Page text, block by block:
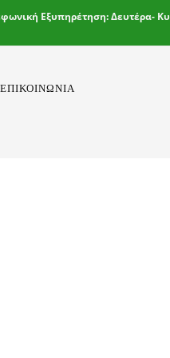
Εξυπηρέτηση: Δευτέρα-
ΕΠΙΚΟΙΝΩΝΊΑ